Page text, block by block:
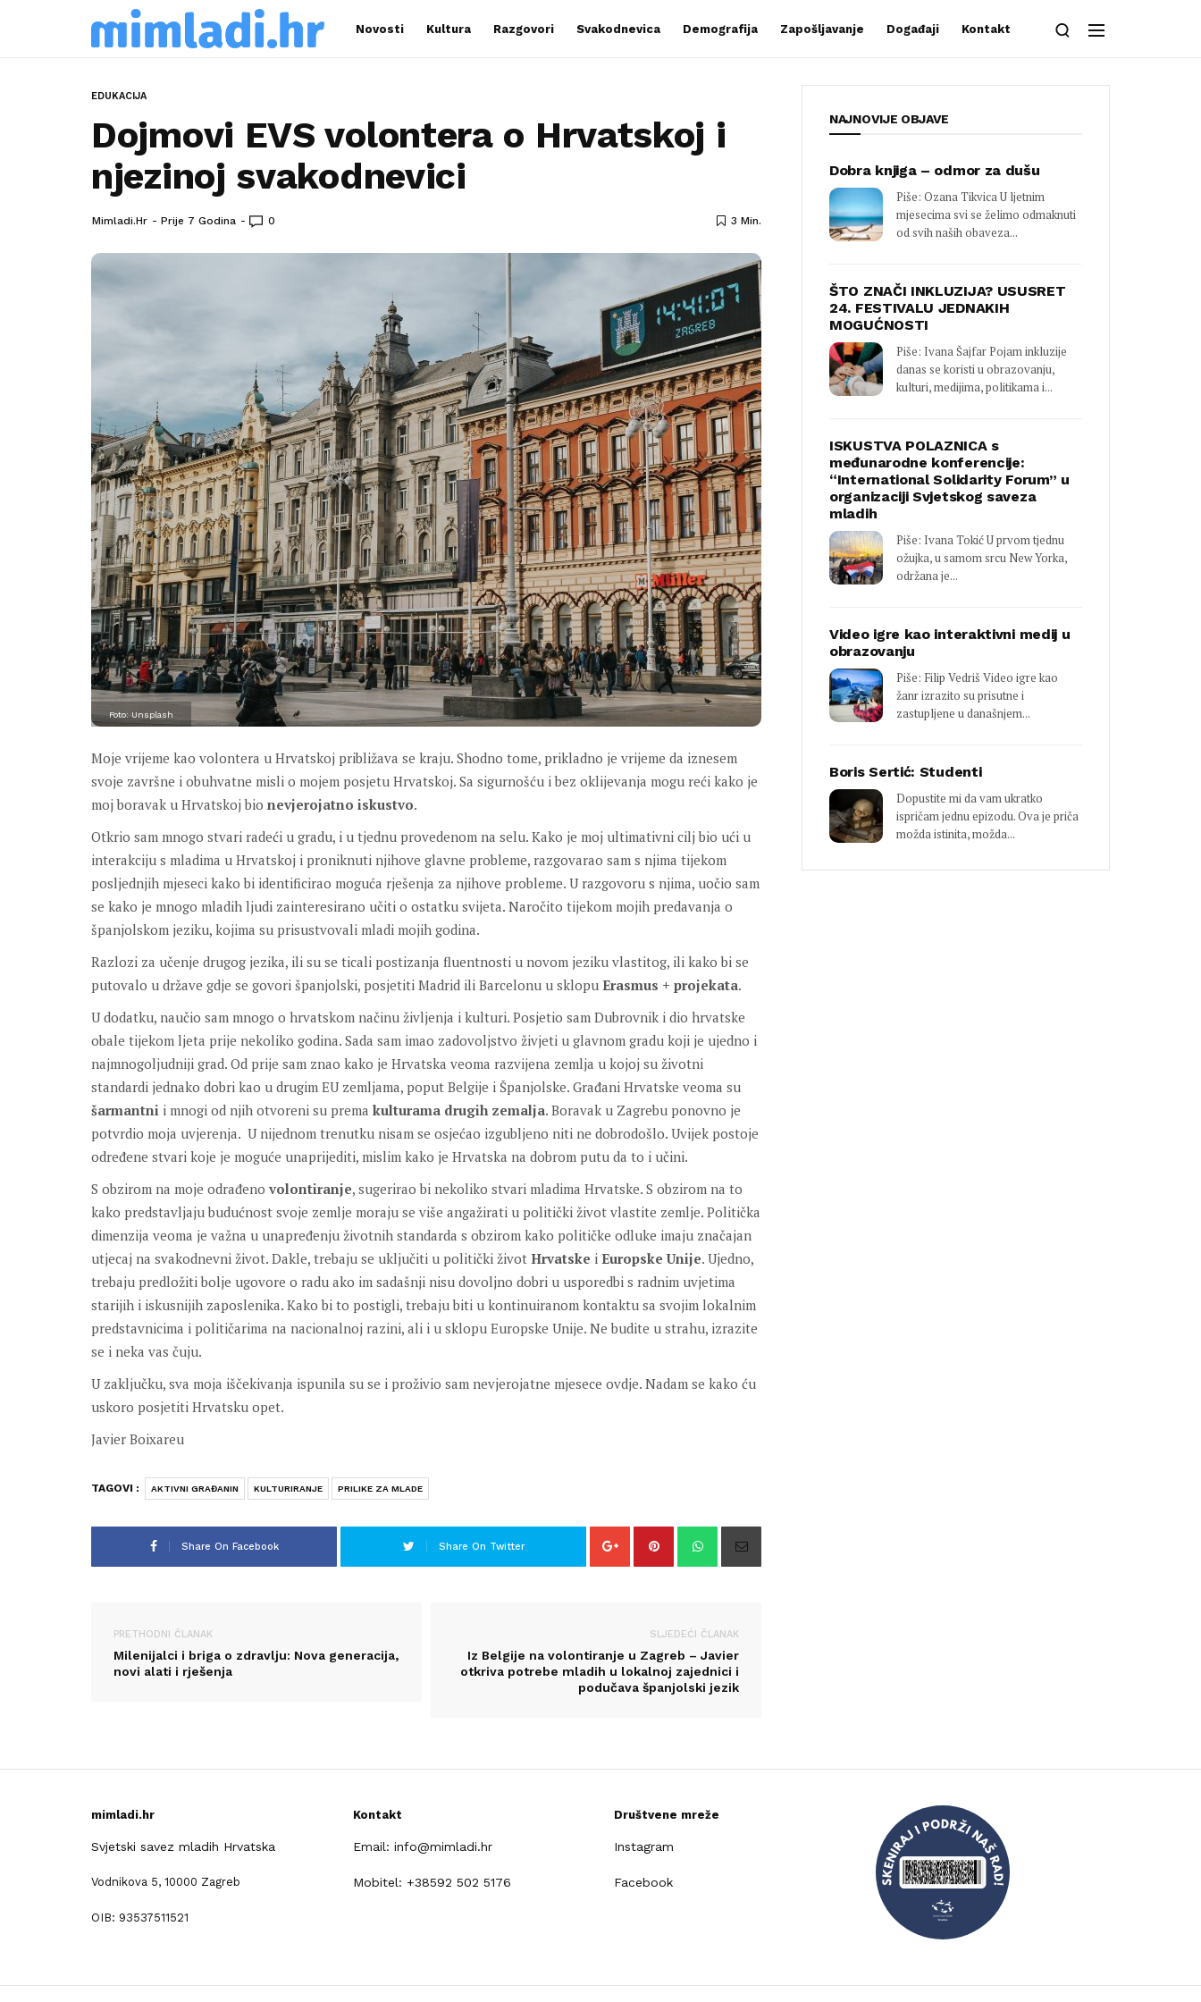
Novosti Kultura Razgovori Svakodnevica Demografija Zapošljavanje Događaji Kontakt
EDUKACIJA
Dojmovi EVS volontera o Hrvatskoj i
njezinoj svakodnevici
Mimladi.hr Prije 7 Godina 0 3 Min.
Foto: Unsplash
Moje vrijeme kao volontera u Hrvatskoj približava se kraju. Shodno tome, prikladno je vrijeme da iznesem
svoje završne i obuhvatne misli o mojem posjetu Hrvatskoj. Sa sigurnošću i bez oklijevanja mogu reći kako je
moj boravak u Hrvatskoj bio nevjerojatno iskustvo.
Otkrio sam mnogo stvari radeći u gradu, i u tjednu provedenom na selu. Kako je moj ultimativni cilj bio ući u
interakciju s mladima u Hrvatskoj i proniknuti njihove glavne probleme, razgovarao sam s njima tijekom
posljednjih mjeseci kako bi identificirao moguća rješenja za njihove probleme. U razgovoru s njima, uočio sam
se kako je mnogo mladih ljudi zainteresirano učiti o ostatku svijeta. Naročito tijekom mojih predavanja o
španjolskom jeziku, kojima su prisustvovali mladi mojih godina.
Razlozi za učenje drugog jezika, ili su se ticali postizanja fluentnosti u novom jeziku vlastitog, ili kako bi se
putovalo u države gdje se govori španjolski, posjetiti Madrid ili Barcelonu u sklopu Erasmus + projekata.
U dodatku, naučio sam mnogo o hrvatskom načinu življenja i kulturi. Posjetio sam Dubrovnik i dio hrvatske
obale tijekom ljeta prije nekoliko godina. Sada sam imao zadovoljstvo živjeti u glavnom gradu koji je ujedno i
najmnogoljudniji grad. Od prije sam znao kako je Hrvatska veoma razvijena zemlja u kojoj su životni
standardi jednako dobri kao u drugim EU zemljama, poput Belgije i Španjolske. Građani Hrvatske veoma su
šarmantni i mnogi od njih otvoreni su prema kulturama drugih zemalja. Boravak u Zagrebu ponovno je
potvrdio moja uvjerenja. U nijednom trenutku nisam se osjećao izgubljeno niti ne dobrodošlo. Uvijek postoje
određene stvari koje je moguće unaprijediti, mislim kako je Hrvatska na dobrom putu da to i učini.
S obzirom na moje odrađeno volontiranje, sugerirao bi nekoliko stvari mladima Hrvatske. S obzirom na to
kako predstavljaju budućnost svoje zemlje moraju se više angažirati u politički život vlastite zemlje. Politička
dimenzija veoma je važna u unapređenju životnih standarda s obzirom kako političke odluke imaju značajan
utjecaj na svakodnevni život. Dakle, trebaju se uključiti u politički život Hrvatske i Europske Unije. Ujedno,
trebaju predložiti bolje ugovore o radu ako im sadašnji nisu dovoljno dobri u usporedbi s radnim uvjetima
starijih i iskusnijih zaposlenika. Kako bi to postigli, trebaju biti u kontinuiranom kontaktu sa svojim lokalnim
predstavnicima i političarima na nacionalnoj razini, ali i u sklopu Europske Unije. Ne budite u strahu, izrazite
se i neka vas čuju.
U zaključku, sva moja iščekivanja ispunila su se i proživio sam nevjerojatne mjesece ovdje. Nadam se kako ću
uskoro posjetiti Hrvatsku opet.
Javier Boixareu
TAGOVI : AKTIVNI GRAĐANIN KULTURIRANJE PRILIKE ZA MLADE
Share On Facebook Share On Twitter
PRETHODNI ČLANAK
Milenijalci i briga o zdravlju: Nova generacija,
novi alati i rješenja
SLJEDEĆI ČLANAK
Iz Belgije na volontiranje u Zagreb – Javier
otkriva potrebe mladih u lokalnoj zajednici i
podučava španjolski jezik
NAJNOVIJE OBJAVE
Dobra knjiga – odmor za dušu
Piše: Ozana Tikvica U ljetnim
mjesecima svi se želimo odmaknuti
od svih naših obaveza...
ŠTO ZNAČI INKLUZIJA? USUSRET
24. FESTIVALU JEDNAKIH
MOGUĆNOSTI
Piše: Ivana Šajfar Pojam inkluzije
danas se koristi u obrazovanju,
kulturi, medijima, politikama i...
ISKUSTVA POLAZNICA s
međunarodne konferencije:
“International Solidarity Forum” u
organizaciji Svjetskog saveza
mladih
Piše: Ivana Tokić U prvom tjednu
ožujka, u samom srcu New Yorka,
održana je...
Video igre kao interaktivni medij u
obrazovanju
Piše: Filip Vedriš Video igre kao
žanr izrazito su prisutne i
zastupljene u današnjem...
Boris Sertić: Studenti
Dopustite mi da vam ukratko
ispričam jednu epizodu. Ova je priča
možda istinita, možda...
mimladi.hr
Svjetski savez mladih Hrvatska
Vodnikova 5, 10000 Zagreb
OIB: 93537511521
Kontakt
Email: info@mimladi.hr
Mobitel: +38592 502 5176
Društvene mreže
Instagram
Facebook